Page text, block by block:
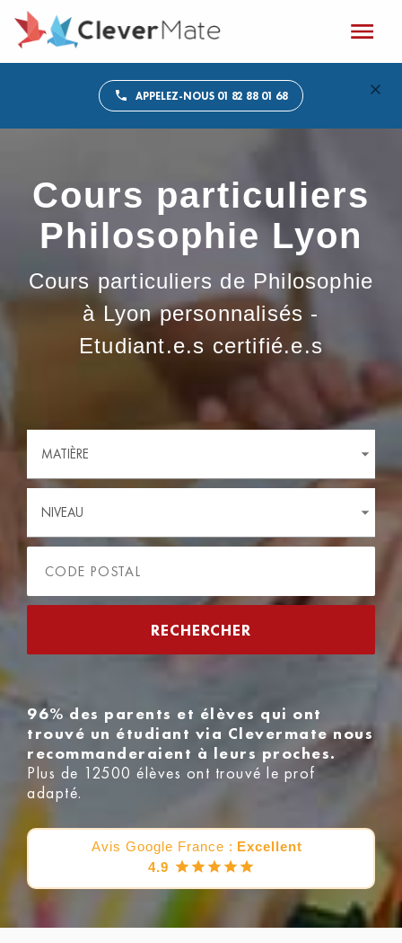
APPELEZ-NOUS 01 82 88 01 68
Cours particuliers
Philosophie Lyon
Cours particuliers de Philosophie
à Lyon personnalisés -
Etudiant.e.s certifié.e.s
MATIÈRE
NIVEAU
96% des parents et élèves qui ont
trouvé un étudiant via Clevermate nous
recommanderaient à leurs proches.
Plus de 12500 élèves ont trouvé le prof
adapté.
Avis Google France : Excellent
4.9